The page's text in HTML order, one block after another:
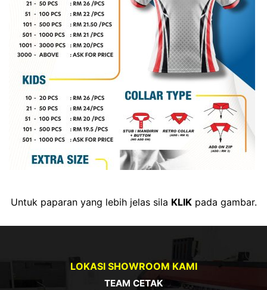
Untuk paparan yang lebih jelas sila KLIKpada gambar.
LOKASI SHOWROOM KAMI
TEAM CETAK